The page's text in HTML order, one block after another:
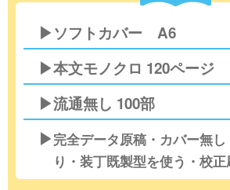
▶ソフトカバー A6
▶本文モノクロ 120ページ
▶流通無し 100部
▶完全データ原稿・カバー無
り・装丁既製型を使う・校正